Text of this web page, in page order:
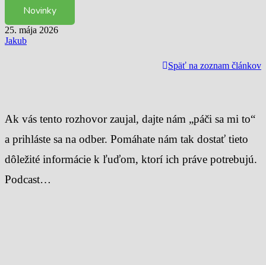
Novinky
25. mája 2026
Jakub
Späť na zoznam článkov
Ak vás tento rozhovor zaujal, dajte nám „páči sa mi to“
a prihláste sa na odber. Pomáhate nám tak dostať tieto
dôležité informácie k ľuďom, ktorí ich práve potrebujú.
Podcast…